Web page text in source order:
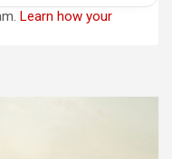
Learn how your